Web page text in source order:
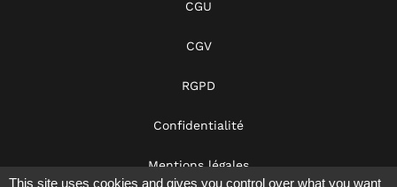
CGU
CGV
RGPD
Confidentialité
Mentions légales
This site uses cookies and gives you control over what you want